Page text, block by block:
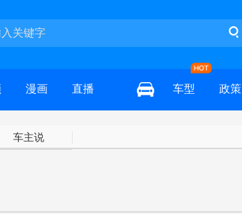
漫画 直播 车型 政策
车主说